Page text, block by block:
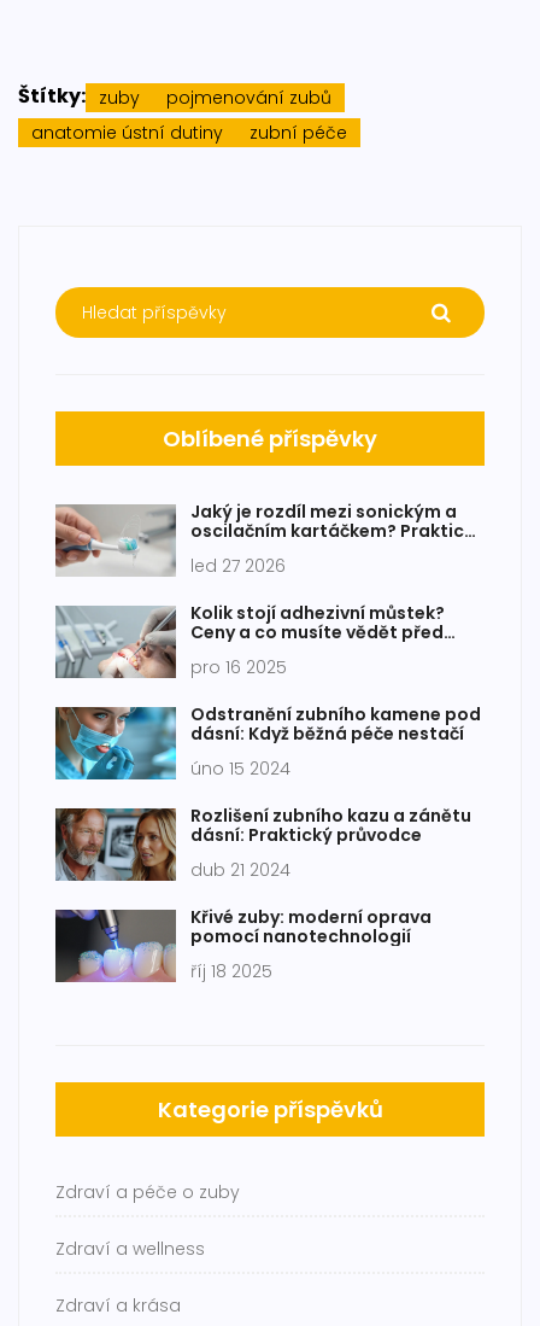
Štítky: zuby
pojmenování zubů
anatomie ústní dutiny
zubní péče
Oblíbené příspěvky
Jaký je rozdíl mezi sonickým a
oscilačním kartáčkem? Praktický
led 27 2026
Kolik stojí adhezivní můstek?
Ceny a co musíte vědět před
pro 16 2025
Odstranění zubního kamene pod
dásní: Když běžná péče nestačí
úno 15 2024
Rozlišení zubního kazu a zánětu
dásní: Praktický průvodce
dub 21 2024
Křivé zuby: moderní oprava
pomocí nanotechnologií
říj 18 2025
Kategorie příspěvků
Zdraví a péče o zuby
Zdraví a wellness
Zdraví a krása